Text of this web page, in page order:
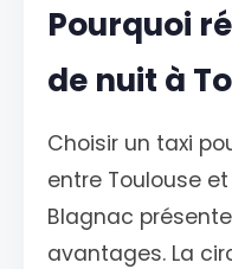
Pourquoi
de nuit à
Choisir un taxi
entre Toulouse
Blagnac
avantages. La